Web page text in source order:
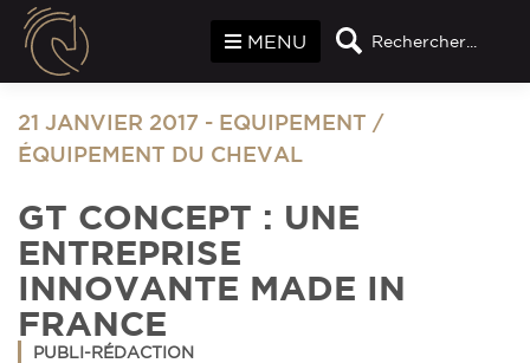
Rechercher...
MENU
21 JANVIER 2017 - EQUIPEMENT /
ÉQUIPEMENT DU CHEVAL
GT CONCEPT : UNE
ENTREPRISE
INNOVANTE MADE IN
FRANCE
PUBLI-RÉDACTION
Panneau de gestion des cookies